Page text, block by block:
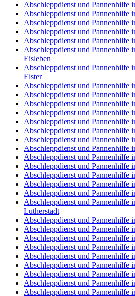
Abschleppdienst und Pannenhilfe
Abschleppdienst und Pannenhilfe
Abschleppdienst und Pannenhilfe
Abschleppdienst und Pannenhilfe
Abschleppdienst und Pannenhilfe
Abschleppdienst und Pannenhilfe
Eisleben
Abschleppdienst und Pannenhilfe
Elster
Abschleppdienst und Pannenhilfe
Abschleppdienst und Pannenhilfe
Abschleppdienst und Pannenhilfe
Abschleppdienst und Pannenhilfe
Abschleppdienst und Pannenhilfe
Abschleppdienst und Pannenhilfe
Abschleppdienst und Pannenhilfe
Abschleppdienst und Pannenhilfe
Abschleppdienst und Pannenhilfe
Abschleppdienst und Pannenhilfe
Abschleppdienst und Pannenhilfe
Abschleppdienst und Pannenhilfe
Abschleppdienst und Pannenhilfe
Abschleppdienst und Pannenhilfe
Lutherstadt
Abschleppdienst und Pannenhilfe
Abschleppdienst und Pannenhilfe
Abschleppdienst und Pannenhilfe
Abschleppdienst und Pannenhilfe
Abschleppdienst und Pannenhilfe
Abschleppdienst und Pannenhilfe
Abschleppdienst und Pannenhilfe
Abschleppdienst und Pannenhilfe
Abschleppdienst und Pannenhilfe